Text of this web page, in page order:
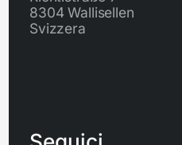
8304 Wallisellen
Svizzera